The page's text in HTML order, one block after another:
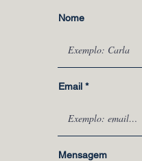
Nome
Email
Mensagem